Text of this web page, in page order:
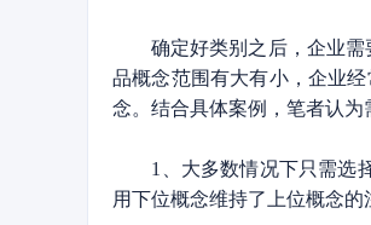
确定好类别之后，企业需要
品概念范围有大有小，企业经
念。结合具体案例，笔者认为
1、大多数情况下只需选择
用下位概念维持了上位概念的